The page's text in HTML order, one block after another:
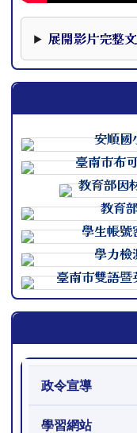
展開影片完整
政令宣導
學習網站